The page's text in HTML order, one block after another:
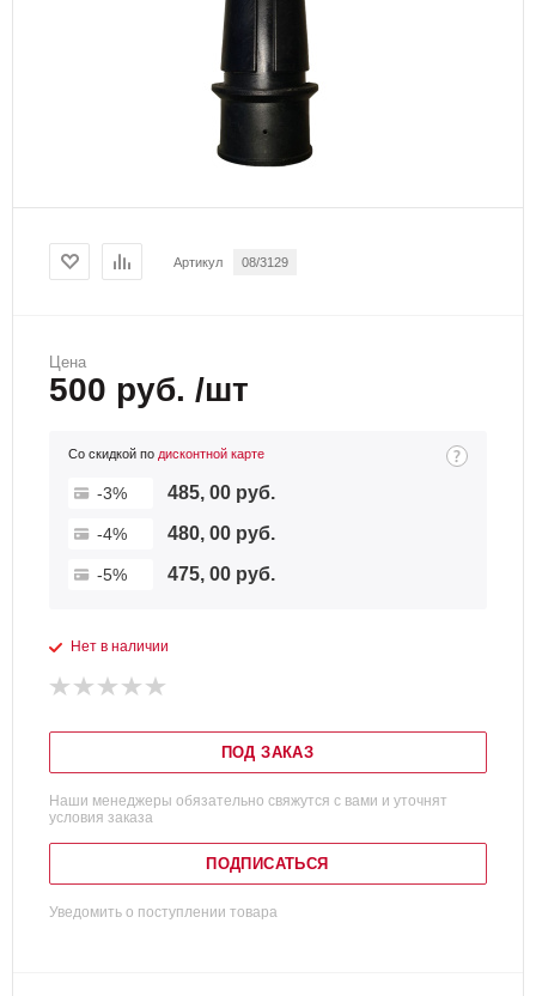
Артикул 08/3129
Цена
500 руб. /шт
Со скидкой по дисконтной карте
-3% 485, 00 руб.
-4% 480, 00 руб.
-5% 475, 00 руб.
Нет в наличии
ПОД ЗАКАЗ
Наши менеджеры обязательно свяжутся с вами и уточнят
условия заказа
ПОДПИСАТЬСЯ
Уведомить о поступлении товара